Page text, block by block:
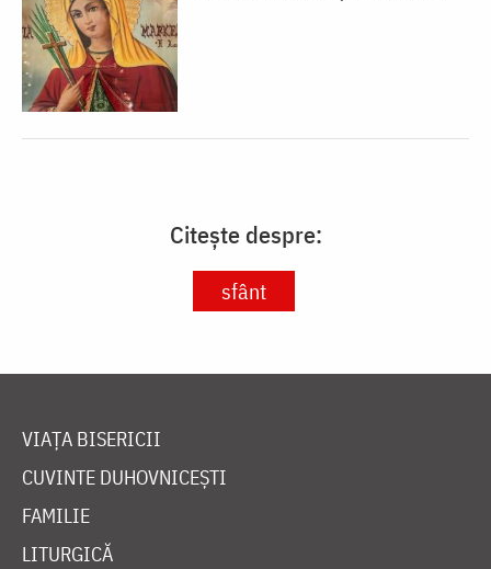
Citește despre:
sfânt
VIAȚA BISERICII
CUVINTE DUHOVNICEȘTI
FAMILIE
LITURGICĂ